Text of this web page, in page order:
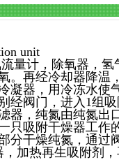
unit
量计，除氧器，
。再经冷却器降温
凝器，用冷冻水使
经阀门，进入1组
器，纯氮由纯氮出
只吸附干燥器工作
分干燥纯氮，通过
，加热再生吸附剂